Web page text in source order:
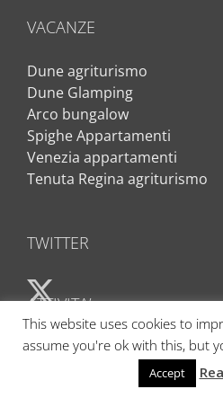
VACANZE
Dune agriturismo
Dune Glamping
Arco bungalow
Spighe Appartamenti
Venezia appartamenti
Tenuta Regina agriturismo
TWITTER
ATTIVITA’
Sport e Benessere
Natura e Paesaggio
Venezia e Cultura
This website uses cookies to
assume you're ok with this, but
Accept